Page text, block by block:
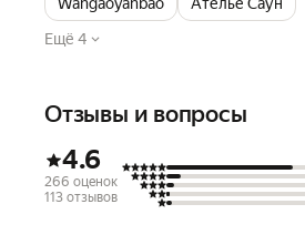
Ещё 4
Отзывы и вопросы
4.6
266 оценок
113 отзывов